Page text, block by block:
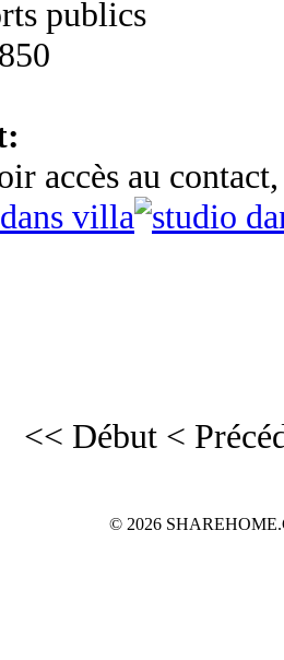
publics
850
accès au
<< Début <
© 2026